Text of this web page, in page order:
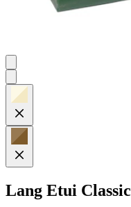
Lang Etui Classic